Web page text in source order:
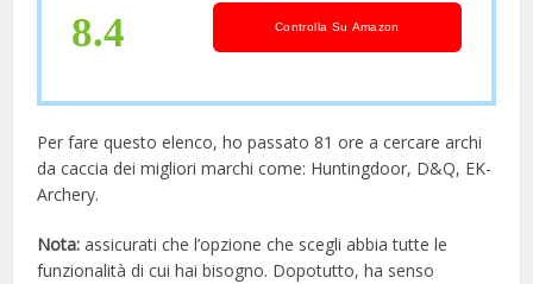
8.4 Controlla Su Amazon
Per fare questo elenco, ho passato 81 ore a cercare archi
da caccia dei migliori marchi come: Huntingdoor, D&Q, EK-
Archery.
Nota: assicurati che l’opzione che scegli abbia tutte le
funzionalità di cui hai bisogno. Dopotutto, ha senso